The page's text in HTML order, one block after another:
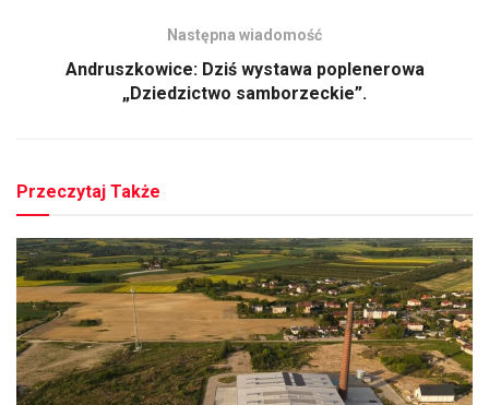
Następna wiadomość
Andruszkowice: Dziś wystawa poplenerowa
„Dziedzictwo samborzeckie”.
Przeczytaj Także